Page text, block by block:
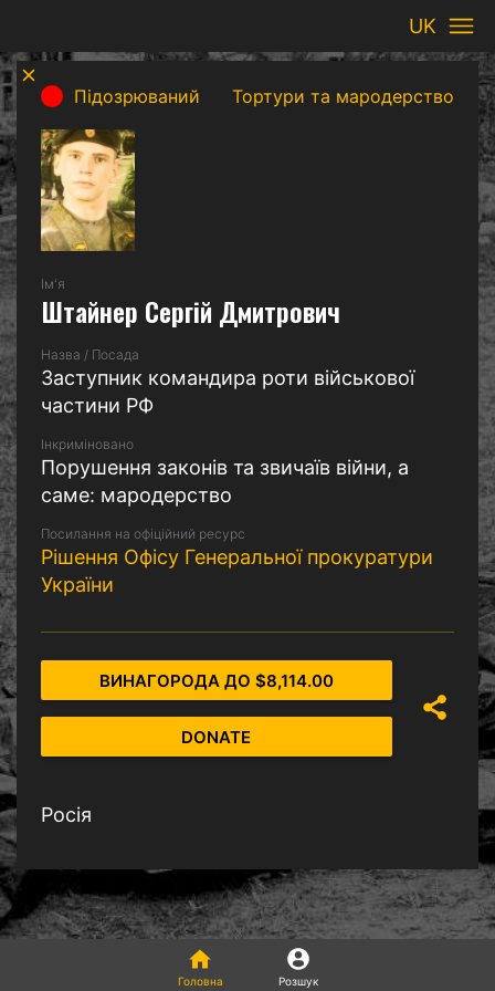
UK
Головна Розшук
Підозрюваний Тортури та мародерство
Iм'я
Штайнер Сергій Дмитрович
Назва / Посада
Заступник командира роти військової
частини РФ
Інкриміновано
Порушення законів та звичаїв війни, а
саме: мародерство
Посилання на офіційний ресурс
Рішення Офісу Генеральної прокуратури
України
ВИНАГОРОДА ДО $8,114.00
DONATE
Росія